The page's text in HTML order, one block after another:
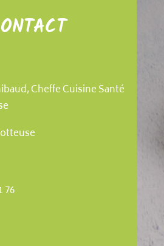
Cheffe Cuisine Santé
76